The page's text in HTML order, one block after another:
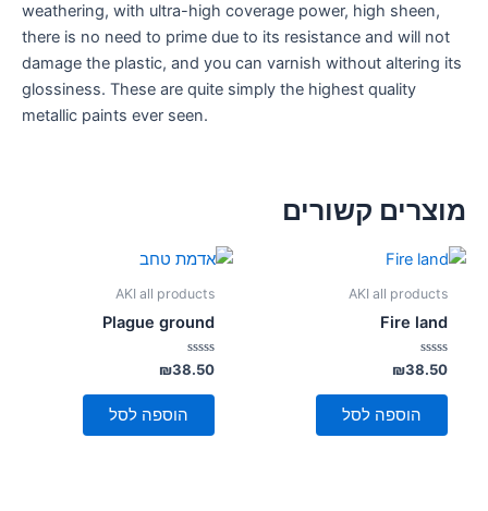
weathering, with ultra-high coverage power, high sheen,
there is no need to prime due to its resistance and will not
damage the plastic, and you can varnish without altering its
glossiness. These are quite simply the highest quality
metallic paints ever seen.
מוצרים קשורים
AKI all products
Fire land
דורג
0
מתוך
₪38.50
הוספה לסל
AKI all products
Plague ground
דורג
0
מתוך
₪38.50
הוספה לסל